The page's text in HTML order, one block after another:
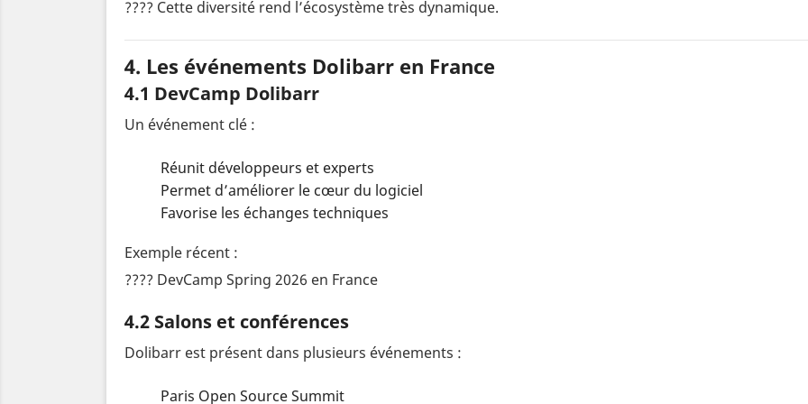
???? Cette diversité rend l’écosystème très dynamique.
4. Les événements Dolibarr en France
4.1 DevCamp Dolibarr
Un événement clé :
Réunit développeurs et experts
Permet d’améliorer le cœur du logiciel
Favorise les échanges techniques
Exemple récent :
???? DevCamp Spring 2026 en France
4.2 Salons et conférences
Dolibarr est présent dans plusieurs événements :
Paris Open Source Summit